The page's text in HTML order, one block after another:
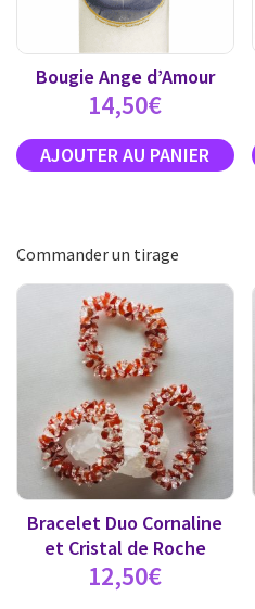
Bougie Ange d’Amour
14,50€
Commander un tirage
Bracelet Duo Cornaline
et Cristal de Roche
12,50€